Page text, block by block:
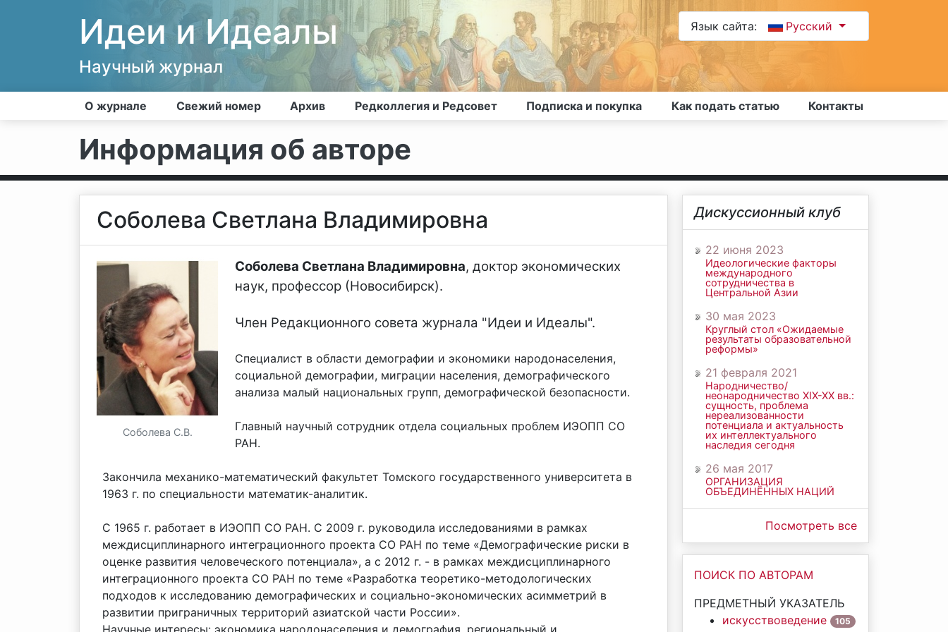
Идеи и Идеалы
Научный журнал
Язык сайта: Русский
О журнале Свежий номер Архив Редколлегия и Редсовет Подписка и покупка Как подать статью Контакты
Информация об авторе
Соболева Светлана Владимировна
Соболева С.В.
Соболева Светлана Владимировна, доктор экономических
наук, профессор (Новосибирск).
Член Редакционного совета журнала "Идеи и Идеалы".
Специалист в области демографии и экономики народонаселения,
социальной демографии, миграции населения, демографического
анализа малый национальных групп, демографической безопасности.
Главный научный сотрудник отдела социальных проблем ИЭОПП СО
РАН.
Закончила механико-математический факультет Томского государственного университета в
1963 г. по специальности математик-аналитик.
С 1965 г. работает в ИЭОПП СО РАН. С 2009 г. руководила исследованиями в рамках
междисциплинарного интеграционного проекта СО РАН по теме «Демографические риски в
оценке развития человеческого потенциала», а с 2012 г. - в рамках междисциплинарного
интеграционного проекта СО РАН по теме «Разработка теоретико-методологических
подходов к исследованию демографических и социально-экономических асимметрий в
развитии приграничных территорий азиатской части России».
Научные интересы: экономика народонаселения и демография, региональный и
Дискуссионный клуб
22 июня 2023
Идеологические факторы
международного
сотрудничества в
Центральной Азии
30 мая 2023
Круглый стол «Ожидаемые
результаты образовательной
реформы»
21 февраля 2021
Народничество/
неонародничество ХIХ-ХХ вв.:
сущность, проблема
нереализованности
потенциала и актуальность
их интеллектуального
наследия сегодня
26 мая 2017
ОРГАНИЗАЦИЯ
ОБЪЕДИНЁННЫХ НАЦИЙ
Посмотреть все
ПОИСК ПО АВТОРАМ
ПРЕДМЕТНЫЙ УКАЗАТЕЛЬ
искусствоведение
105